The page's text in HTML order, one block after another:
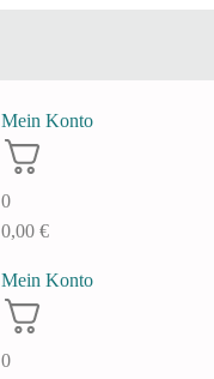
Mein Konto
0
0,00 €
Mein Konto
0